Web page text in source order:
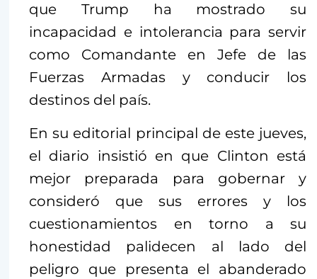
que Trump ha mostrado su
incapacidad e intolerancia para servir
como Comandante en Jefe de las
Fuerzas Armadas y conducir los
destinos del país.
En su editorial principal de este jueves,
el diario insistió en que Clinton está
mejor preparada para gobernar y
consideró que sus errores y los
cuestionamientos en torno a su
honestidad palidecen al lado del
peligro que presenta el abanderado